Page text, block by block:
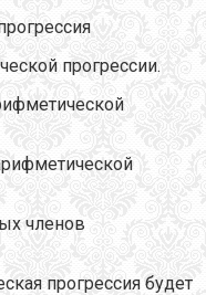
прогрессии.
членов
прогрессия будет